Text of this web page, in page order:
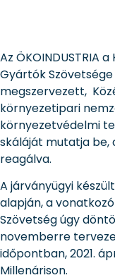
Az ÖKOINDUSTRIA
Gyártók
megszervezett,
környezetipari
környezetvédelmi
skáláját mutatja be,
reagálva.
A járványügyi
alapján, a
Szövetség úgy
novemberre
időpontban, 2021.
Millenárison.